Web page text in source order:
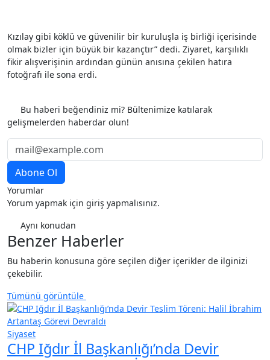
Kızılay gibi köklü ve güvenilir bir kuruluşla iş birliği içerisinde
olmak bizler için büyük bir kazançtır” dedi. Ziyaret, karşılıklı
fikir alışverişinin ardından günün anısına çekilen hatıra
fotoğrafı ile sona erdi.
Bu haberi beğendiniz mi? Bültenimize katılarak
gelişmelerden haberdar olun!
Yorumlar
Yorum yapmak için giriş yapmalısınız.
Aynı konudan
Benzer Haberler
Bu haberin konusuna göre seçilen diğer içerikler de ilginizi
çekebilir.
Tümünü görüntüle
Siyaset
CHP Iğdır İl Başkanlığı’nda Devir